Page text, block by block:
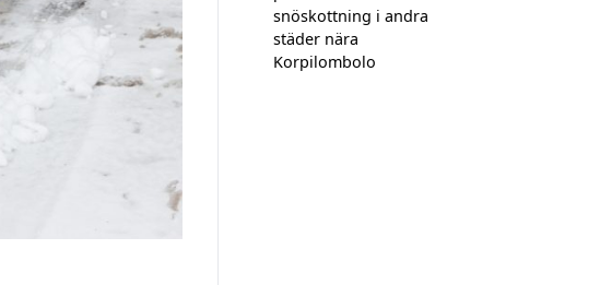
snöskottning i andra
städer nära
Korpilombolo